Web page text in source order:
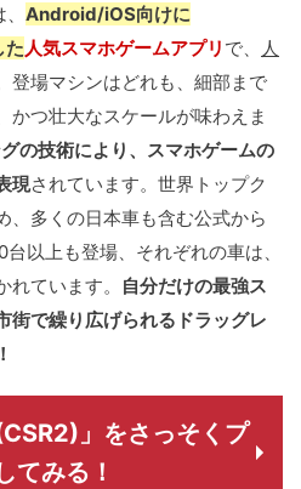
Android/iOS向けに
た人気スマホゲームアプリ で、
人
登場マシンはどれも、細部まで
かつ壮大なスケールが味わえま
の技術により、スマホゲームの
現されています。世界トップク
、多くの日本車も含む公式から
以上も登場、それぞれの車は、
ています。
自分だけの最強ス
街で繰り広げられるドラッグレ
」をさっそくプ
てみる！